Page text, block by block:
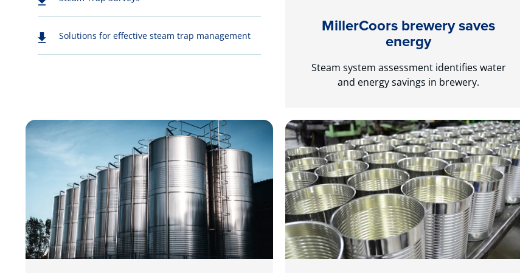
Solutions for effective steam trap management MillerCoors brewery saves
energy
Steam system assessment identifies water
and energy savings in brewery.